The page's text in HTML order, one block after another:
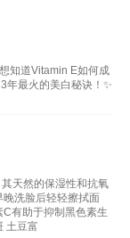
知道Vitamin E如何成
年最火的美白秘诀！✨
天然的保湿性和抗氧
洗脸后轻轻擦拭面
有助于抑制黑色素生
土豆富